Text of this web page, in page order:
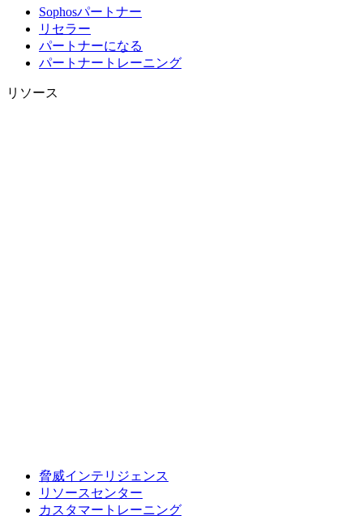
Sophosパートナー
リセラー
パートナーになる
パートナートレーニング
リソース
脅威インテリジェンス
リソースセンター
カスタマートレーニング